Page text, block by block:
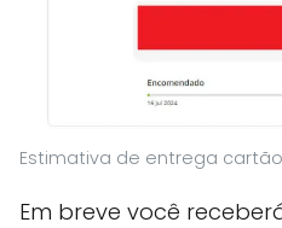
Estimativa de entrega cartão
Em breve você